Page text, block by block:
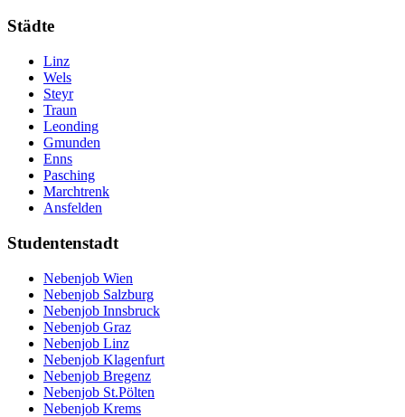
Städte
Linz
Wels
Steyr
Traun
Leonding
Gmunden
Enns
Pasching
Marchtrenk
Ansfelden
Studentenstadt
Nebenjob Wien
Nebenjob Salzburg
Nebenjob Innsbruck
Nebenjob Graz
Nebenjob Linz
Nebenjob Klagenfurt
Nebenjob Bregenz
Nebenjob St.Pölten
Nebenjob Krems